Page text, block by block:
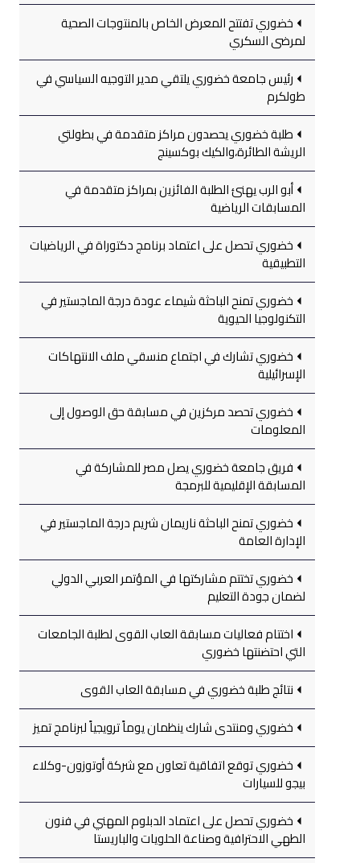
خضوري تفتتح المعرض الخاص بالمنتوجات الصحية
لمرضى السكري
رئيس جامعة خضوري يلتقي مدير التوجيه السياسي في
طولكرم
طلبة خضوري يحصدون مراكز متقدمة في بطولتي
الريشة الطائرة،والكيك بوكسينج
أبو الرب يهنئ الطلبة الفائزين بمراكز متقدمة في
المسابقات الرياضية
خضوري تحصل على اعتماد برنامج دكتوراة في الرياضيات
التطبيقية
خضوري تمنح الباحثة شيماء عودة درجة الماجستير في
التكنولوجيا الحيوية
خضوري تشارك في اجتماع منسقي ملف الانتهاكات
الإسرائيلية
خضوري تحصد مركزين في مسابقة حق الوصول إلى
المعلومات
فريق جامعة خضوري يصل مصر للمشاركة في
المسابقة الإقليمية للبرمجة
خضوري تمنح الباحثة ناريمان شريم درجة الماجستير في
الإدارة العامة
خضوري تختتم مشاركتها في المؤتمر العربي الدولي
لضمان جودة التعليم
اختتام فعاليات مسابقة العاب القوى لطلبة الجامعات
التي احتضنتها خضوري
نتائج طلبة خضوري في مسابقة العاب القوى
خضوري ومنتدى شارك ينظمان يوماً ترويجياً لبرنامج تميز
خضوري توقع اتفاقية تعاون مع شركة أوتوزون-وكلاء
بيجو للسيارات
خضوري تحصل على اعتماد الدبلوم المهني في فنون
الطهي الاحترافية وصناعة الحلويات والباريستا